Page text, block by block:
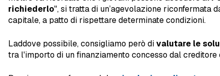
richiederlo", si tratta di un’agevolazione riconfermata
capitale, a patto di rispettare determinate condizioni.
Laddove possibile, consigliamo però divalutare le
tra l'importo di un finanziamento concesso dal